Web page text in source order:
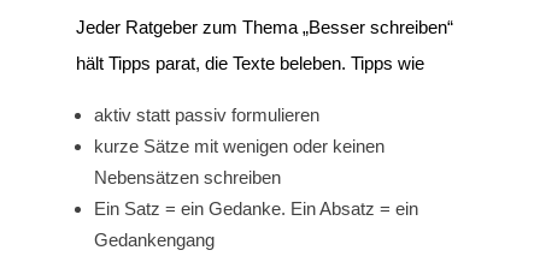
Jeder Ratgeber zum Thema „Besser schreiben“
hält Tipps parat, die Texte beleben. Tipps wie
aktiv statt passiv formulieren
kurze Sätze mit wenigen oder keinen
Nebensätzen schreiben
Ein Satz = ein Gedanke. Ein Absatz = ein
Gedankengang